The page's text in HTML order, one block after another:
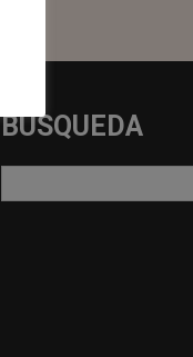
BUSQUEDA